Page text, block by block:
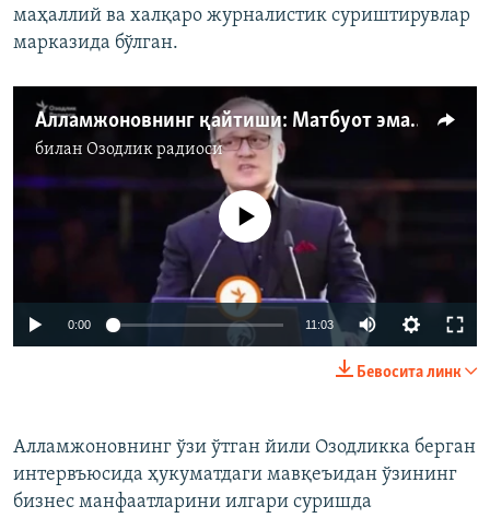
маҳаллий ва халқаро журналистик суриштирувлар
марказида бўлган.
Алламжоновнинг қайтиши: Матбуот эмас, 'мафкура котиби'
билан Озодлик радиоси
720p
Айни дамда медиа-манба мавжуд эмас
0:00 11:03
720p
Бевосита линк
Алламжоновнинг ўзи ўтган йили Озодликка берган
интервъюсида ҳукуматдаги мавқеъидан ўзининг
бизнес манфаатларини илгари суришда